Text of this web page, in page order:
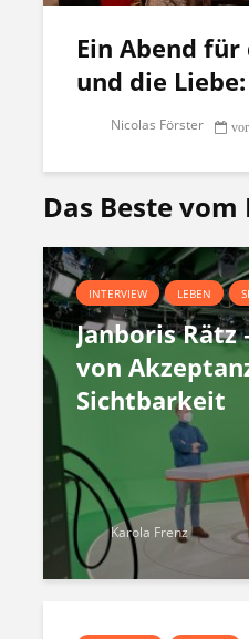
Ein Abend
und die
Nicolas Förster
Das Beste vom
INTERVIEW LEBEN
Janboris Rätz
von
Sichtbarkeit
Karola Frenz